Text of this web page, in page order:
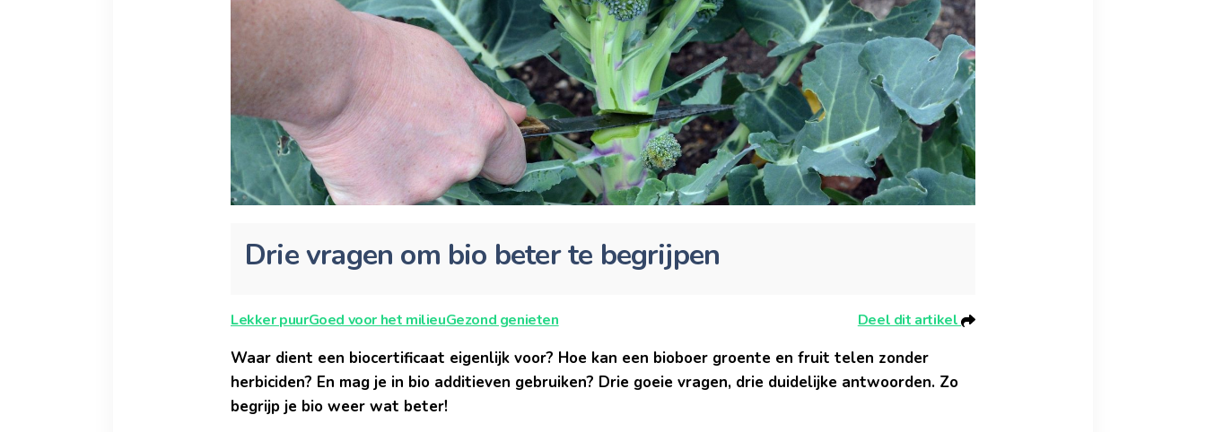
Drie vragen om bio beter te begrijpen
Lekker puurGoed voor het milieuGezond genieten Deel dit artikel
Waar dient een biocertificaat eigenlijk voor? Hoe kan een bioboer groente en fruit telen zonder
herbiciden? En mag je in bio additieven gebruiken? Drie goeie vragen, drie duidelijke antwoorden. Zo
begrijp je bio weer wat beter!